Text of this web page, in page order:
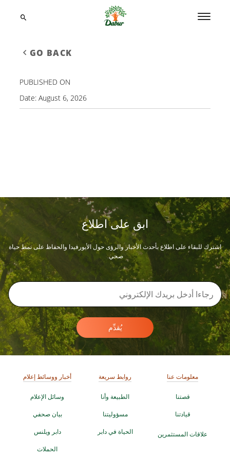
GO BACK
PUBLISHED ON
Date:August 6, 2026
ابق على اطلاع
اشترك للبقاء على اطلاع بأحدث الأخبار والرؤى حول الأيورفيدا والحفاظ على نمط حياة
صحي.
يُقدِّم
معلومات عنا
قصتنا
قيادتنا
علاقات المستثمرين
روابط سريعة
الطبيعة وأنا
مسؤوليتنا
الحياة في دابر
أخبار ووسائط إعلام
وسائل الإعلام
بيان صحفي
دابر ويلنس
الحملات